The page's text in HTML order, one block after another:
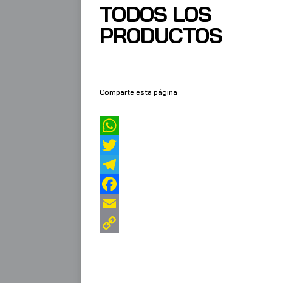
TODOS LOS
PRODUCTOS
Comparte esta página